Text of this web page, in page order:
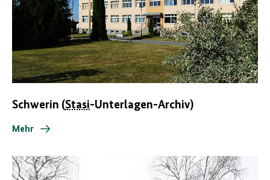
Schwerin (Stasi-Unterlagen-Archiv)
Mehr